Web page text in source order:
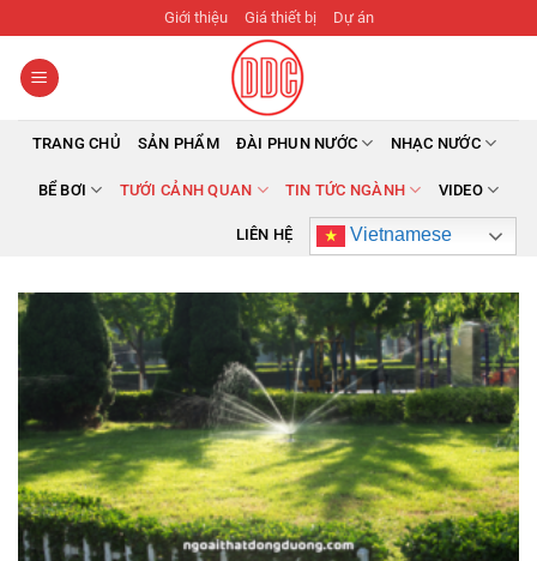
qua
nội
dung
Giới thiệu Giá thiết bị Dự án
TRANG CHỦ SẢN PHẨM ĐÀI PHUN NƯỚC NHẠC NƯỚC
BỂ BƠI TƯỚI CẢNH QUAN TIN TỨC NGÀNH VIDEO
LIÊN HỆ Vietnamese